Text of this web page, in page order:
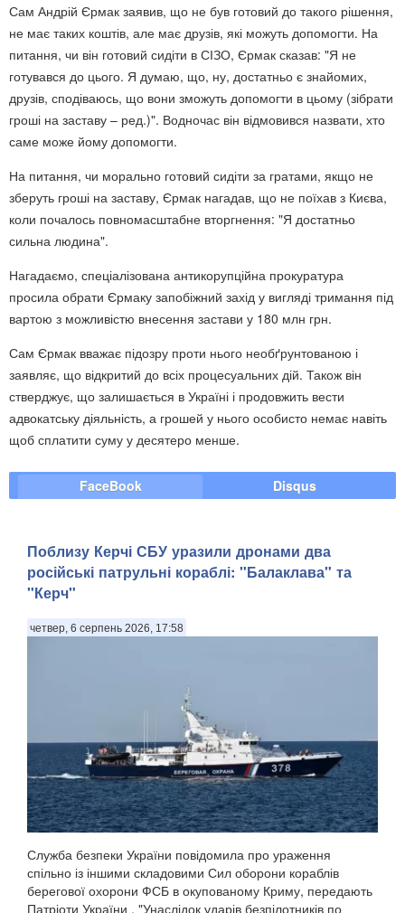
Сам Андрій Єрмак заявив, що не був готовий до такого рішення,
не має таких коштів, але має друзів, які можуть допомогти. На
питання, чи він готовий сидіти в СІЗО, Єрмак сказав: "Я не
готувався до цього. Я думаю, що, ну, достатньо є знайомих,
друзів, сподіваюсь, що вони зможуть допомогти в цьому (зібрати
гроші на заставу – ред.)". Водночас він відмовився назвати, хто
саме може йому допомогти.
На питання, чи морально готовий сидіти за гратами, якщо не
зберуть гроші на заставу, Єрмак нагадав, що не поїхав з Києва,
коли почалось повномасштабне вторгнення: "Я достатньо
сильна людина".
Нагадаємо, спеціалізована антикорупційна прокуратура
просила обрати Єрмаку запобіжний захід у вигляді тримання під
вартою з можливістю внесення застави у 180 млн грн.
Сам Єрмак вважає підозру проти нього необґрунтованою і
заявляє, що відкритий до всіх процесуальних дій. Також він
стверджує, що залишається в Україні і продовжить вести
адвокатську діяльність, а грошей у нього особисто немає навіть
щоб сплатити суму у десятеро менше.
FaceBook Disqus
Поблизу Керчі СБУ уразили дронами два
російські патрульні кораблі: "Балаклава" та
"Керч"
четвер, 6 серпень 2026, 17:58
Служба безпеки України повідомила про ураження
спільно із іншими складовими Сил оборони кораблів
берегової охорони ФСБ в окупованому Криму, передають
Патріоти України . "Унаслідок ударів безпілотників по